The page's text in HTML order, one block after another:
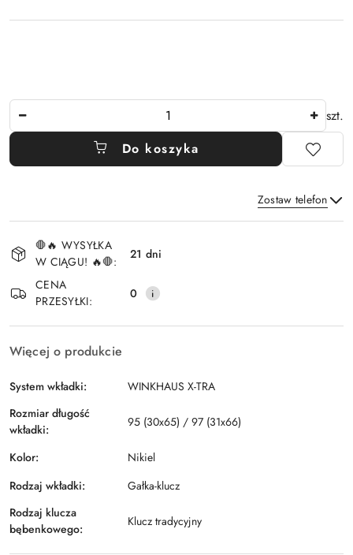
szt.
Do koszyka
Zostaw telefon
i
dostawa
🛑🔥 WYSYŁKA
W CIĄGU! 🔥🛑:
21 dni
CENA
PRZESYŁKI:
0
Więcej o produkcie
System wkładki:
WINKHAUS X-TRA
Rozmiar długość
wkładki:
95 (30x65) / 97 (31x66)
Kolor:
Nikiel
Rodzaj wkładki:
Gałka-klucz
Rodzaj klucza
bębenkowego:
Klucz tradycyjny